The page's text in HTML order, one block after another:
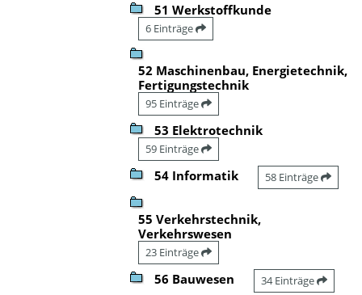
51 Werkstoffkunde
6 Einträge
52 Maschinenbau, Energietechnik,
Fertigungstechnik
95 Einträge
53 Elektrotechnik
59 Einträge
54 Informatik 58 Einträge
55 Verkehrstechnik,
Verkehrswesen
23 Einträge
56 Bauwesen 34 Einträge